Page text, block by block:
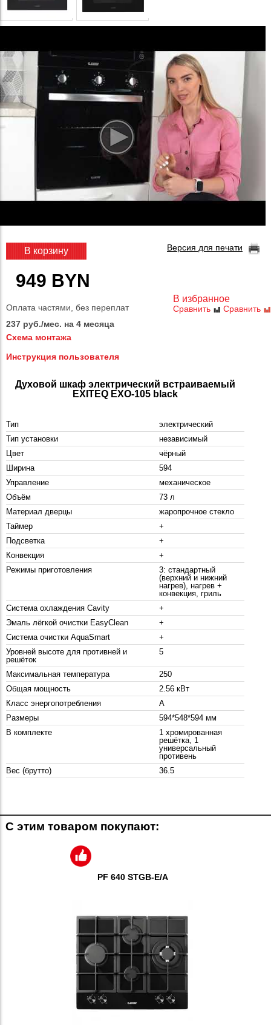
В избранное
Сравнить Сравнить
В корзину
949 BYN
Версия для печати
Оплата частями, без переплат
237 руб./мес. на 4 месяца
Схема монтажа
Инструкция пользователя
Духовой шкаф электрический встраиваемый
EXITEQ EXO-105 black
Тип
электрический
Тип установки
независимый
Цвет
чёрный
Ширина
594
Управление
механическое
Объём
73 л
Материал дверцы
жаропрочное стекло
Таймер
+
Подсветка
+
Конвекция
+
Режимы приготовления
3: стандартный
(верхний и нижний
нагрев), нагрев +
конвекция, гриль
Система охлаждения Cavity
+
Эмаль лёгкой очистки EasyClean
+
Система очистки AquaSmart
+
Уровней высоте для противней и
решёток
5
Максимальная температура
250
Общая мощность
2.56 кВт
Класс энергопотребления
A
Размеры
594*548*594 мм
В комплекте
1 хромированная
решётка, 1
универсальный
противень
Вес (брутто)
36.5
С этим товаром покупают:
PF 640 STGB-E/А